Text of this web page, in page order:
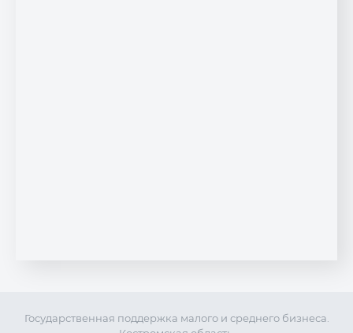
Государственная поддержка малого и среднего бизнеса.